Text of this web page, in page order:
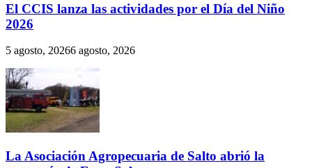
El CCIS lanza las actividades por el Día del Niño
2026
5 agosto, 20266 agosto, 2026
La Asociación Agropecuaria de Salto abrió la